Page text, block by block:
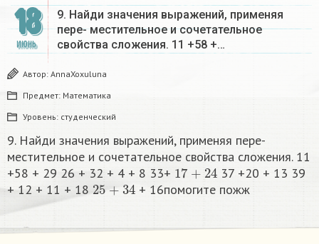
18
ИЮНЬ
9. Найди значения выражений, применяя
пере- местительное и сочетательное
свойства сложения. 11 +58 +…
Автор: AnnaXoxuluna
Предмет: Математика
Уровень: студенческий
9. Найди значения выражений, применяя пере-
местительное и сочетательное свойства сложения. 11
+58 + 29 26 + 32 + 4 + 8 33+ 17+24
37 +20 + 13 39
+ 12 + 11 + 18 25 + 34 + 16помогите пожж​